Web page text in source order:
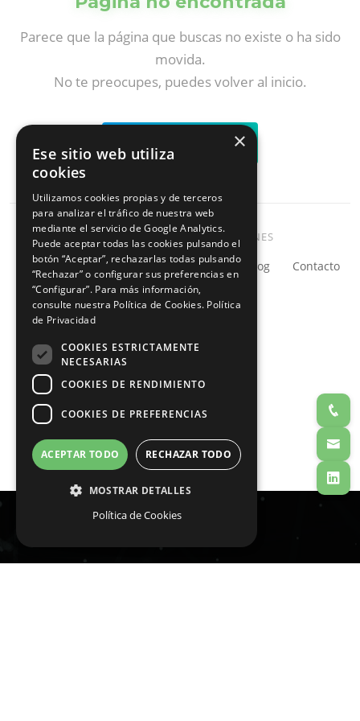
Parece que la página que buscas no existe o ha sido
movida.
No te preocupes, puedes volver al inicio.
O EXPLORA NUESTRAS SECCIONES
SOC · MDR 24/7 GRC Kit Digital Blog Contacto
×
Ese sitio web utiliza
cookies
Utilizamos cookies propias y de terceros
para analizar el tráfico de nuestra web
mediante el servicio de Google Analytics.
Puede aceptar todas las cookies pulsando el
botón “Aceptar”, rechazarlas todas pulsando
“Rechazar” o configurar sus preferencias en
“Configurar”. Para más información,
consulte nuestra Política de Cookies. Política
de Privacidad
COOKIES ESTRICTAMENTE
NECESARIAS
COOKIES DE RENDIMIENTO
COOKIES DE PREFERENCIAS
ACEPTAR TODO RECHAZAR TODO
MOSTRAR DETALLES
Política de Cookies